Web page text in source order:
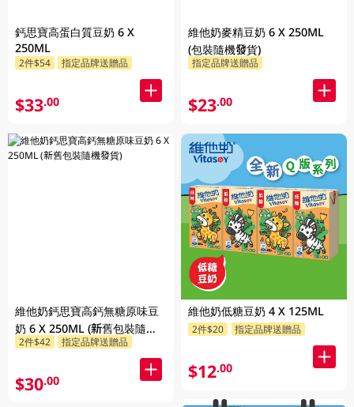
鈣思寶高蛋白質豆奶 6 X
250ML
2件$54 指定品牌送贈品
$33.00
維他奶鈣思寶高鈣無糖原味豆
奶 6 X 250ML (新舊包裝隨機
發貨)
2件$42 指定品牌送贈品
$30.00
維他奶麥精豆奶 6 X 250ML
(包裝隨機發貨)
指定品牌送贈品
$23.00
維他奶低糖豆奶 4 X 125ML
2件$20 指定品牌送贈品
$12.00